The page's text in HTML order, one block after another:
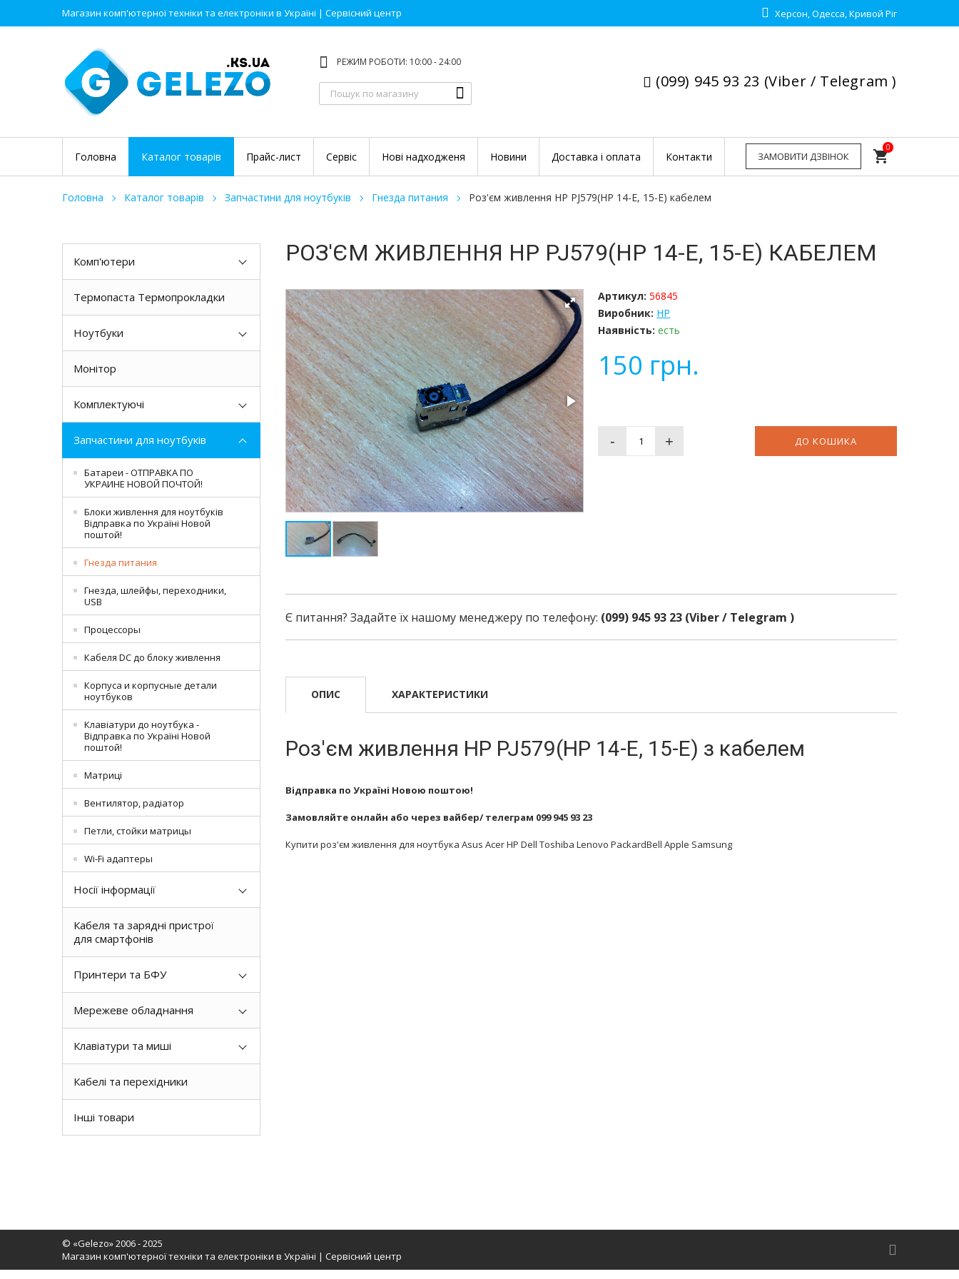
Магазин комп'ютерної техніки та електроніки в Україні | Сервісний центр Херсон, Одесса, Кривой Ріг
(099) 945 93 23 (Viber / Telegram )
РЕЖИМ РОБОТИ: 10:00 - 24:00
ЗАМОВИТИ ДЗВІНОК
Головна Каталог товарів Прайс-лист Сервіс Нові надходженя Новини Доставка і оплата Контакти shopping_cart
0
Головна Каталог товарів Запчастини для ноутбуків Гнезда питания Роз'єм живлення HP PJ579(HP 14-E, 15-E) кабелем
РОЗ'ЄМ ЖИВЛЕННЯ HP PJ579(HP 14-E, 15-E) КАБЕЛЕМ
Артикул: 56845
Виробник: HP
Наявність: есть
150 грн.
- + ДО КОШИКА
Є питання? Задайте їх нашому менеджеру по телефону: (099) 945 93 23 (Viber / Telegram )
ОПИС ХАРАКТЕРИСТИКИ
Роз'єм живлення HP PJ579(HP 14-E, 15-E) з кабелем
Відправка по Україні Новою поштою!
Замовляйте онлайн або через вайбер/ телеграм 099 945 93 23
Купити роз'єм живлення для ноутбука Asus Acer HP Dell Toshiba Lenovo PackardBell Apple Samsung
Комп'ютери
Термопаста Термопрокладки
Ноутбуки
Монітор
Комплектуючі
Запчастини для ноутбуків
Батареи - ОТПРАВКА ПО
УКРАИНЕ НОВОЙ ПОЧТОЙ!
Блоки живлення для ноутбуків
Відправка по Україні Новой
поштой!
Гнезда питания
Гнезда, шлейфы, переходники,
USB
Процессоры
Кабеля DC до блоку живлення
Корпуса и корпусные детали
ноутбуков
Клавіатури до ноутбука -
Відправка по Україні Новой
поштой!
Матриці
Вентилятор, радіатор
Петли, стойки матрицы
Wi-Fi адаптеры
Носії інформації
Кабеля та зарядні пристрої
для смартфонів
Принтери та БФУ
Мережеве обладнання
Клавіатури та миші
Кабелі та перехідники
Інші товари
© «Gelezo» 2006 - 2025
Магазин комп'ютерної техніки та електроніки в Україні | Сервісний центр